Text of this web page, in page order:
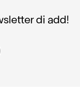
di add!